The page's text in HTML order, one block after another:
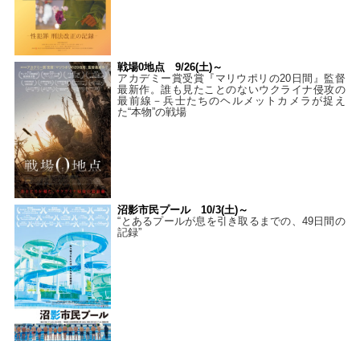
戦場0地点 9/26(土)～
アカデミー賞受賞『マリウポリの20日間』監督
最新作。誰も見たことのないウクライナ侵攻の
最前線－兵士たちのヘルメットカメラが捉え
た“本物”の戦場
沼影市民プール 10/3(土)～
“とあるプールが息を引き取るまでの、49日間の
記録”